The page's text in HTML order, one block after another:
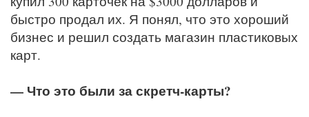
быстро продал их. Я понял, что это хороший
бизнес и решил создать магазин пластиковых
карт.
— Что это были за скретч-карты?